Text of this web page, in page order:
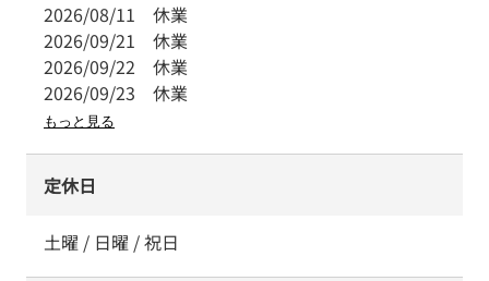
2026/08/11 休業
2026/09/21 休業
2026/09/22 休業
2026/09/23 休業
もっと見る
定休日
土曜 / 日曜 / 祝日